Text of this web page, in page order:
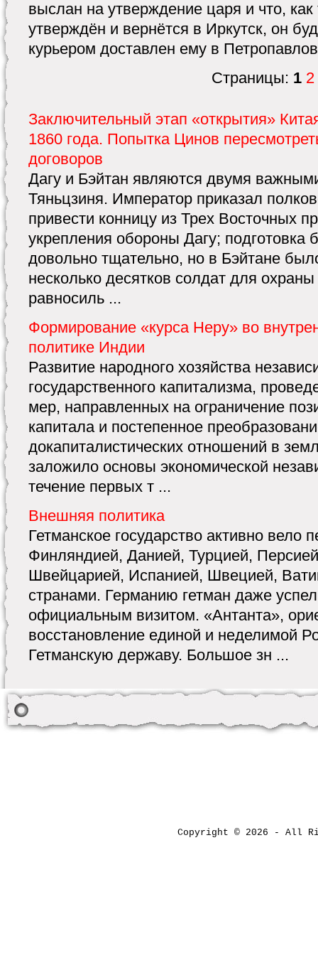
выслан на утверждение царя и что, как
утверждён и вернётся в Иркутск, он
курьером доставлен ему в
Страницы: 1 2
Заключительный этап «открытия»
1860 года. Попытка Цинов
договоров
Дагу и Бэйтан являются двумя
Тяньцзиня. Император приказал
привести конницу из Трех Восточных
укрепления обороны Дагу; подготовка
довольно тщательно, но в Бэйтане
несколько десятков солдат для
равносиль ...
Формирование «курса Неру» во
политике Индии
Развитие народного хозяйства
государственного капитализма,
мер, направленных на ограничение
капитала и постепенное
докапиталистических отношений в
заложило основы экономической
течение первых т ...
Внешняя политика
Гетманское государство активно вело
Финляндией, Данией, Турцией,
Швейцарией, Испанией, Швецией,
странами. Германию гетман даже
официальным визитом. «Антанта»,
восстановление единой и неделимой
Гетманскую державу. Большое зн ...
Copyright © 2026 - All